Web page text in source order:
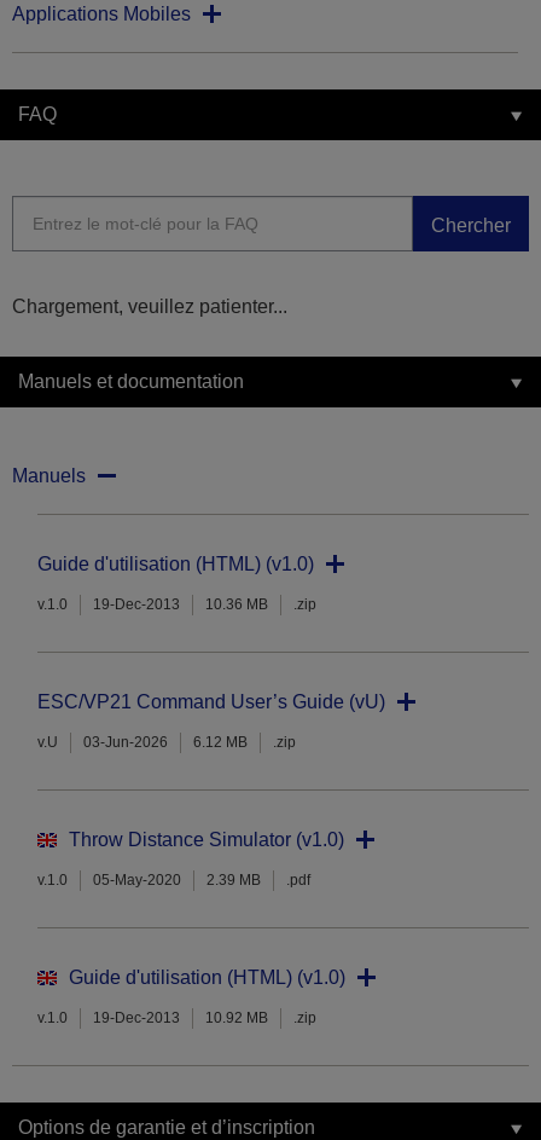
Applications Mobiles
FAQ
Chercher
Chargement, veuillez patienter...
Manuels et documentation
Manuels
Guide d'utilisation (HTML) (v1.0)
v.1.0 19-Dec-2013 10.36 MB .zip
ESC/VP21 Command User’s Guide (vU)
v.U 03-Jun-2026 6.12 MB .zip
Throw Distance Simulator (v1.0)
v.1.0 05-May-2020 2.39 MB .pdf
Guide d'utilisation (HTML) (v1.0)
v.1.0 19-Dec-2013 10.92 MB .zip
Options de garantie et d’inscription